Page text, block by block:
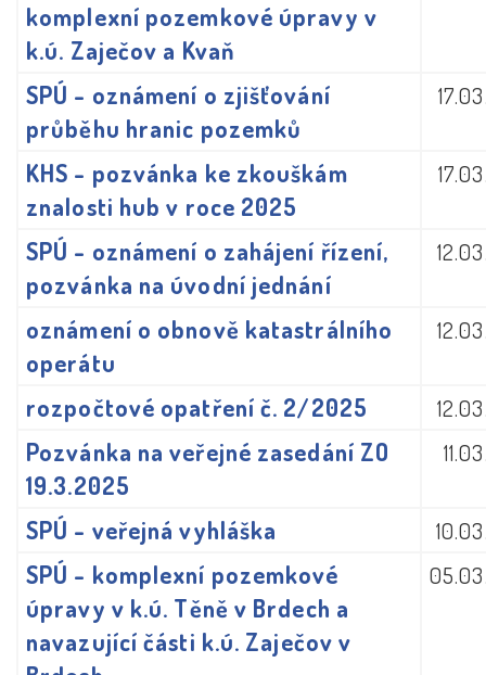
komplexní pozemkové úpravy v
k.ú. Zaječov a Kvaň
SPÚ - oznámení o zjišťování
průběhu hranic pozemků
KHS - pozvánka ke zkouškám
znalosti hub v roce 2025
SPÚ - oznámení o zahájení řízení,
pozvánka na úvodní jednání
oznámení o obnově katastrálního
operátu
rozpočtové opatření č. 2/2025
Pozvánka na veřejné zasedání ZO
19.3.2025
SPÚ - veřejná vyhláška
SPÚ - komplexní pozemkové
úpravy v k.ú. Těně v Brdech a
navazující části k.ú. Zaječov v